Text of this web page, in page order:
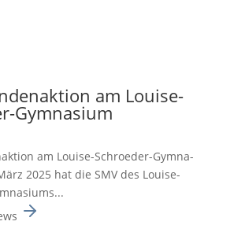
am Louise-
Gymna­sium
am Louise-Schroeder-Gymna­
2025 hat die SMV des Louise-